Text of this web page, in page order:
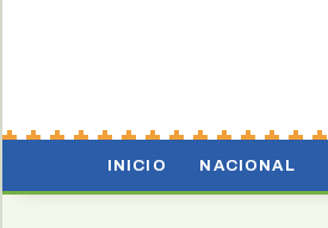
INICIO NACIONAL